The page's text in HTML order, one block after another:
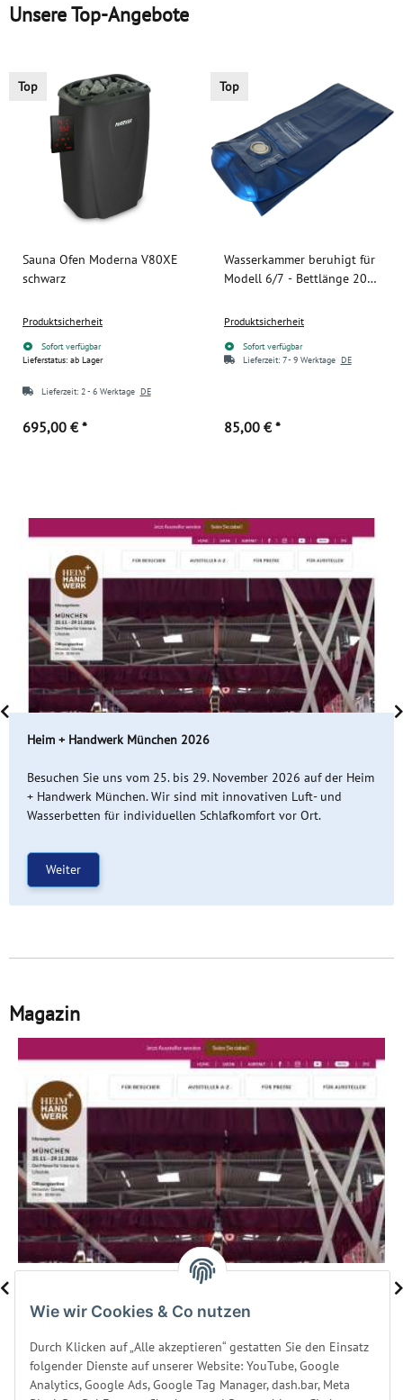
Wie wir Cookies & Co nutzen
Durch Klicken auf „Alle akzeptieren“ gestatten Sie den Einsatz
folgender Dienste auf unserer Website: YouTube, Google
Analytics, Google Ads, Google Tag Manager, dash.bar, Meta
Unsere Top-Angebote
Top
Sauna Ofen Moderna V80XE
schwarz
Produktsicherheit
Sofort verfügbar
Lieferstatus: ab Lager
Lieferzeit: 2 - 6 Werktage DE
695,00 € *
Top
Wasserkammer beruhigt für
Modell 6/7 - Bettlänge 200
Produktsicherheit
Sofort verfügbar
Lieferzeit: 7 - 9 Werktage DE
85,00 € *
Heim + Handwerk München 2026
Besuchen Sie uns vom 25. bis 29. November 2026 auf der Heim
+ Handwerk München. Wir sind mit innovativen Luft- und
Wasserbetten für individuellen Schlafkomfort vor Ort.
Weiter
Magazin
Handwerk München. Wir sind mit innovativen Luft- und
Wasserbetten für individuellen Schlafkomfort vor Ort.